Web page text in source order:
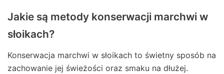
Jakie są metody konserwacji marchwi w
słoikach?
Konserwacja marchwi w słoikach to świetny sposób na
zachowanie jej świeżości oraz smaku na dłużej.